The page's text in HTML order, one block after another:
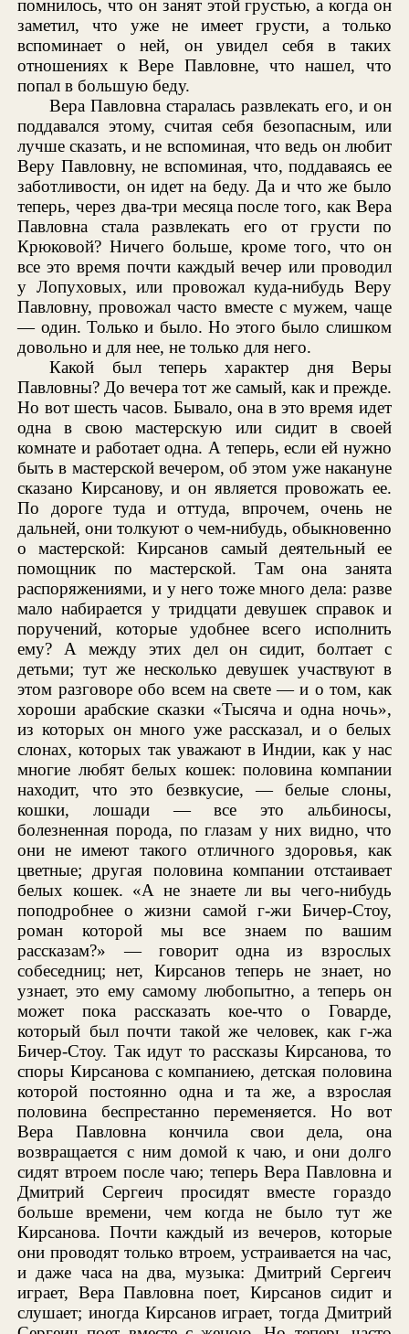
помнилось, что он занят этой грустью, а когда он
заметил, что уже не имеет грусти, а только
вспоминает о ней, он увидел себя в таких
отношениях к Вере Павловне, что нашел, что
попал в большую беду.
Вера Павловна старалась развлекать его, и он
поддавался этому, считая себя безопасным, или
лучше сказать, и не вспоминая, что ведь он любит
Веру Павловну, не вспоминая, что, поддаваясь ее
заботливости, он идет на беду. Да и что же было
теперь, через два-три месяца после того, как Вера
Павловна стала развлекать его от грусти по
Крюковой? Ничего больше, кроме того, что он
все это время почти каждый вечер или проводил
у Лопуховых, или провожал куда-нибудь Веру
Павловну, провожал часто вместе с мужем, чаще
— один. Только и было. Но этого было слишком
довольно и для нее, не только для него.
Какой был теперь характер дня Веры
Павловны? До вечера тот же самый, как и прежде.
Но вот шесть часов. Бывало, она в это время идет
одна в свою мастерскую или сидит в своей
комнате и работает одна. А теперь, если ей нужно
быть в мастерской вечером, об этом уже накануне
сказано Кирсанову, и он является провожать ее.
По дороге туда и оттуда, впрочем, очень не
дальней, они толкуют о чем-нибудь, обыкновенно
о мастерской: Кирсанов самый деятельный ее
помощник по мастерской. Там она занята
распоряжениями, и у него тоже много дела: разве
мало набирается у тридцати девушек справок и
поручений, которые удобнее всего исполнить
ему? А между этих дел он сидит, болтает с
детьми; тут же несколько девушек участвуют в
этом разговоре обо всем на свете — и о том, как
хороши арабские сказки «Тысяча и одна ночь»,
из которых он много уже рассказал, и о белых
слонах, которых так уважают в Индии, как у нас
многие любят белых кошек: половина компании
находит, что это безвкусие, — белые слоны,
кошки, лошади — все это альбиносы,
болезненная порода, по глазам у них видно, что
они не имеют такого отличного здоровья, как
цветные; другая половина компании отстаивает
белых кошек. «А не знаете ли вы чего-нибудь
поподробнее о жизни самой г-жи Бичер-Стоу,
роман которой мы все знаем по вашим
рассказам?» — говорит одна из взрослых
собеседниц; нет, Кирсанов теперь не знает, но
узнает, это ему самому любопытно, а теперь он
может пока рассказать кое-что о Говарде,
который был почти такой же человек, как г-жа
Бичер-Стоу. Так идут то рассказы Кирсанова, то
споры Кирсанова с компаниею, детская половина
которой постоянно одна и та же, а взрослая
половина беспрестанно переменяется. Но вот
Вера Павловна кончила свои дела, она
возвращается с ним домой к чаю, и они долго
сидят втроем после чаю; теперь Вера Павловна и
Дмитрий Сергеич просидят вместе гораздо
больше времени, чем когда не было тут же
Кирсанова. Почти каждый из вечеров, которые
они проводят только втроем, устраивается на час,
и даже часа на два, музыка: Дмитрий Сергеич
играет, Вера Павловна поет, Кирсанов сидит и
слушает; иногда Кирсанов играет, тогда Дмитрий